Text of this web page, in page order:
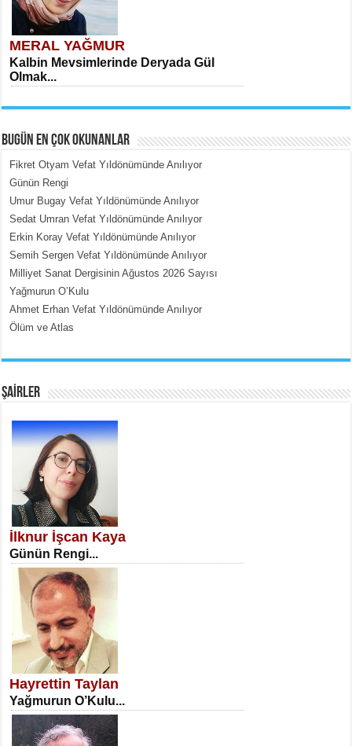
MERAL YAĞMUR
Kalbin Mevsimlerinde Deryada Gül
Olmak...
MEHMET ÇOBAN
İçerdeki Put Dışardaki Maskeler...
SATILMIŞ ÜMİT ÇETİNKAYA
Erkenlik...
NECLA DİLEK ARSLAN
Öğretmenler Günü Mahkemesi...
BUGÜN EN ÇOK OKUNANLAR
Fikret Otyam Vefat Yıldönümünde Anılıyor
Günün Rengi
Umur Bugay Vefat Yıldönümünde Anılıyor
Sedat Umran Vefat Yıldönümünde Anılıyor
Erkin Koray Vefat Yıldönümünde Anılıyor
Semih Sergen Vefat Yıldönümünde Anılıyor
Milliyet Sanat Dergisinin Ağustos 2026 Sayısı
Yağmurun O’Kulu
Ahmet Erhan Vefat Yıldönümünde Anılıyor
Ölüm ve Atlas
ŞAİRLER
İlknur İşcan Kaya
Günün Rengi...
Hayrettin Taylan
Yağmurun O’Kulu...